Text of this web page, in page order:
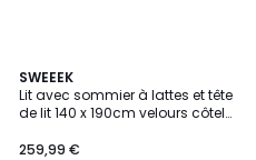
SWEEEK
Lit avec sommier à lattes et tête
de lit 140 x 190cm velours côtelé
259,99 €
4,8
/ 5
2
Couleurs